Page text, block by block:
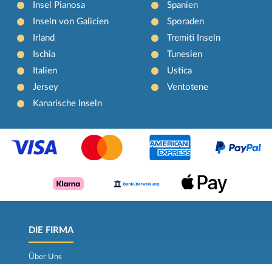
Insel Pianosa
Inseln von Galicien
Irland
Ischia
Italien
Jersey
Kanarische Inseln
Spanien
Sporaden
Tremiti Inseln
Tunesien
Ustica
Ventotene
DIE FIRMA
Über Uns